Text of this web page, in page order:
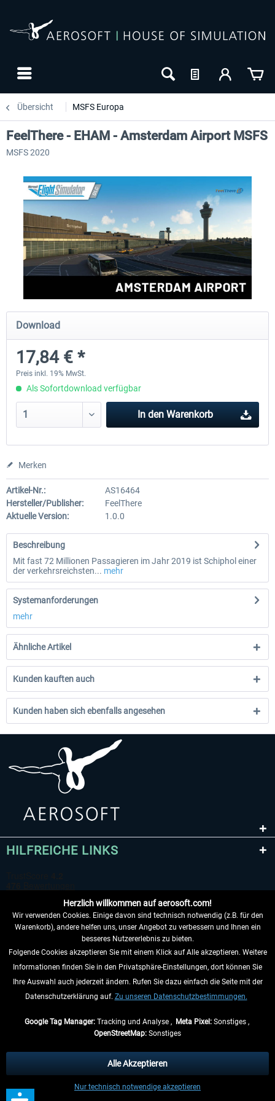
Übersicht MSFS Europa
Aerosoft Mega Airport Brüssel
24,95 € *
FeelThere - EHAM - Amsterdam Airport MSFS
MSFS 2020
Download
17,84 € *
Preis inkl. 19% MwSt.
Als Sofortdownload verfügbar
In den Warenkorb
Merken
Artikel-Nr.:
AS16464
Hersteller/Publisher:
FeelThere
Aktuelle Version:
1.0.0
Beschreibung
Mit fast 72 Millionen Passagieren im Jahr 2019 ist Schiphol einer
der verkehrsreichsten... mehr
Systemanforderungen
mehr
Ähnliche Artikel
Kunden kauften auch
Kunden haben sich ebenfalls angesehen
HILFREICHE LINKS
VERTRAG WIDERRUFEN
INFORMATIONEN
anders beschrieben.
** Gilt für Lieferungen innerhalb Deutschlands, Lieferzeiten für andere Länder
entnehmen Sie bitte denVersandinformationen
Herzlich willkommen auf aerosoft.com!
Wir verwenden Cookies. Einige davon sind technisch notwendig (z.B. für den
Warenkorb), andere helfen uns, unser Angebot zu verbessern und Ihnen ein
besseres Nutzererlebnis zu bieten.
Folgende Cookies akzeptieren Sie mit einem Klick auf Alle akzeptieren. Weitere
Informationen finden Sie in den Privatsphäre-Einstellungen, dort können Sie
Ihre Auswahl auch jederzeit ändern. Rufen Sie dazu einfach die Seite mit der
Datenschutzerklärung auf. Zu unseren Datenschutzbestimmungen.
Google Tag Manager:Tracking und Analyse , Meta Pixel:Sonstiges ,
OpenStreetMap: Sonstiges
Nur technisch notwendige akzeptieren
Alle Akzeptieren